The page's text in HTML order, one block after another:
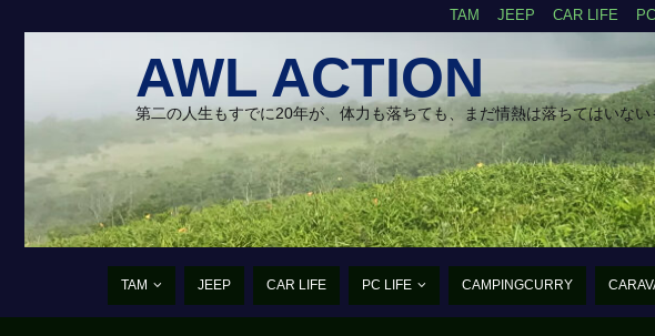
TAM JEEP CAR LIFE
AWL ACTION
第二の人生もすでに20年が、体力も落ちても、まだ情熱は落ちてはいな
TAM JEEP CAR LIFE PC LIFE CAMPINGCURRY